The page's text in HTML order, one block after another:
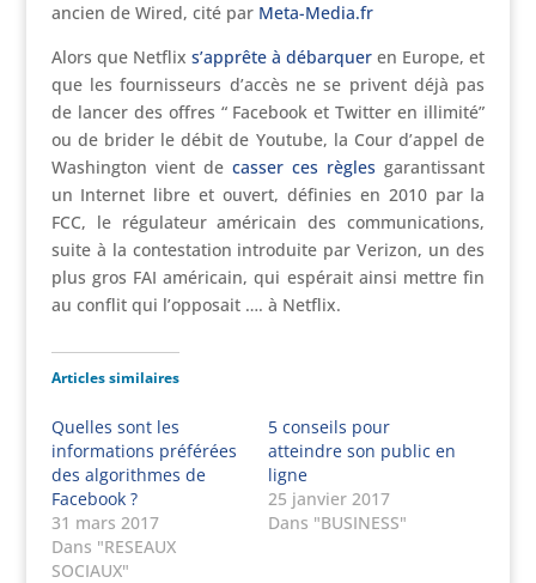
ancien de Wired, cité par Meta-Media.fr
Alors que Netflix s’apprête à débarquer en Europe, et
que les fournisseurs d’accès ne se privent déjà pas
de lancer des offres “ Facebook et Twitter en illimité”
ou de brider le débit de Youtube, la Cour d’appel de
Washington vient de casser ces règles garantissant
un Internet libre et ouvert, définies en 2010 par la
FCC, le régulateur américain des communications,
suite à la contestation introduite par Verizon, un des
plus gros FAI américain, qui espérait ainsi mettre fin
au conflit qui l’opposait …. à Netflix.
Articles similaires
Quelles sont les
informations préférées
des algorithmes de
Facebook ?
31 mars 2017
Dans "RESEAUX
SOCIAUX"
5 conseils pour
atteindre son public en
ligne
25 janvier 2017
Dans "BUSINESS"